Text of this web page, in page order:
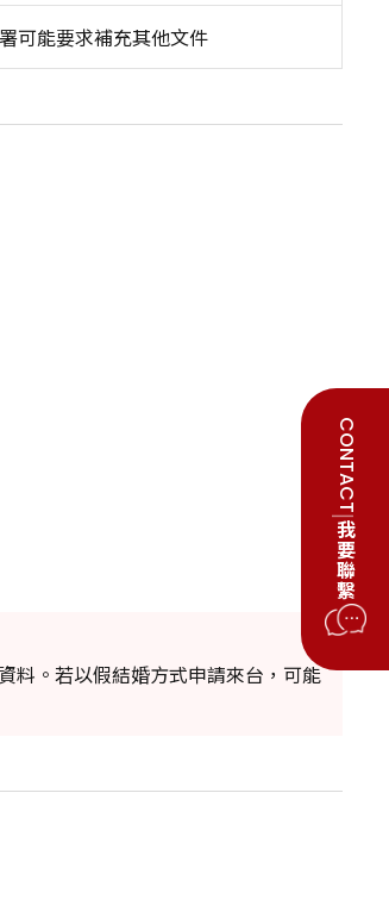
可能要求補充其他文件
料。若以假結婚方式申請來台，可能
CONTACT
|
我要聯繫